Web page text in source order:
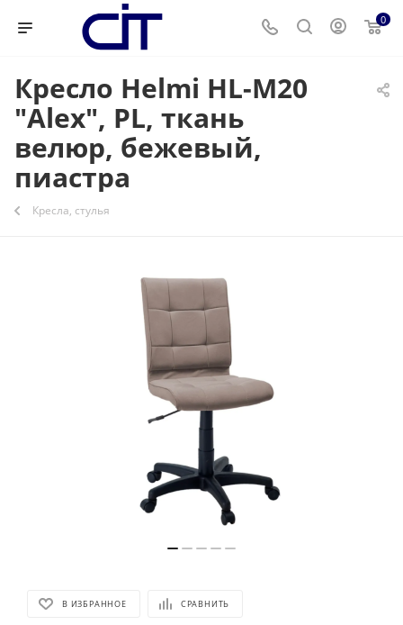
0
Кресло Helmi HL-M20
"Alex", PL, ткань
велюр, бежевый,
пиастра
Кресла, стулья
В ИЗБРАННОЕ СРАВНИТЬ